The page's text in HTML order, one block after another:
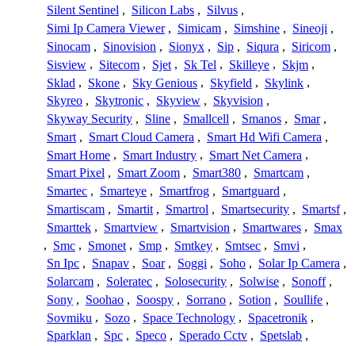
Silent Sentinel , Silicon Labs , Silvus ,
Simi Ip Camera Viewer , Simicam , Simshine , Sineoji ,
Sinocam , Sinovision , Sionyx , Sip , Siqura , Siricom ,
Sisview , Sitecom , Sjet , Sk Tel , Skilleye , Skjm ,
Sklad , Skone , Sky Genious , Skyfield , Skylink ,
Skyreo , Skytronic , Skyview , Skyvision ,
Skyway Security , Sline , Smallcell , Smanos , Smar ,
Smart , Smart Cloud Camera , Smart Hd Wifi Camera ,
Smart Home , Smart Industry , Smart Net Camera ,
Smart Pixel , Smart Zoom , Smart380 , Smartcam ,
Smartec , Smarteye , Smartfrog , Smartguard ,
Smartiscam , Smartit , Smartrol , Smartsecurity , Smartsf ,
Smarttek , Smartview , Smartvision , Smartwares , Smax
, Smc , Smonet , Smp , Smtkey , Smtsec , Smvi ,
Sn Ipc , Snapav , Soar , Soggi , Soho , Solar Ip Camera ,
Solarcam , Soleratec , Solosecurity , Solwise , Sonoff ,
Sony , Soohao , Soospy , Sorrano , Sotion , Soullife ,
Sovmiku , Sozo , Space Technology , Spacetronik ,
Sparklan , Spc , Speco , Sperado Cctv , Spetslab ,